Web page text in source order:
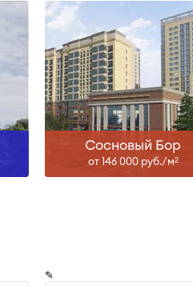
Сосновый Бор
от 146 000 руб./м2
✎